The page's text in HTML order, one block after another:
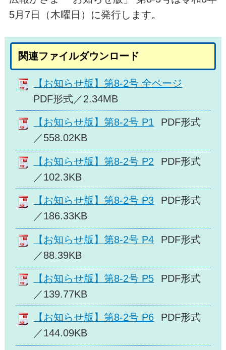
5月7日（木曜日）に発行します。
関連ファイルダウンロード
【お知らせ版】第8-2号 全ページ
PDF形式／2.34MB
【お知らせ版】第8-2号 P1
PDF形式
／558.02KB
【お知らせ版】第8-2号 P2
PDF形式
／102.3KB
【お知らせ版】第8-2号 P3
PDF形式
／186.33KB
【お知らせ版】第8-2号 P4
PDF形式
／88.39KB
【お知らせ版】第8-2号 P5
PDF形式
／139.77KB
【お知らせ版】第8-2号 P6
PDF形式
／144.09KB